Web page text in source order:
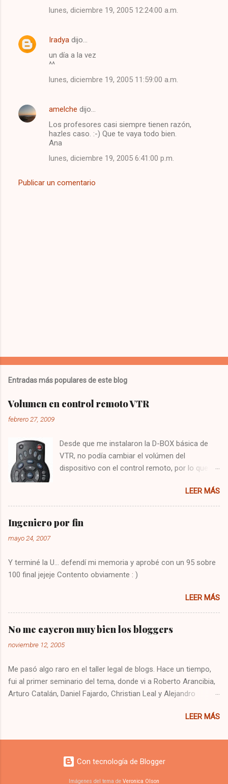
lunes, diciembre 19, 2005 12:24:00 a.m.
Iradya dijo…
un día a la vez
^^
lunes, diciembre 19, 2005 11:59:00 a.m.
amelche dijo…
Los profesores casi siempre tienen razón,
hazles caso. :-) Que te vaya todo bien.
Ana
lunes, diciembre 19, 2005 6:41:00 p.m.
Publicar un comentario
Entradas más populares de este blog
Volumen en control remoto VTR
febrero 27, 2009
Desde que me instalaron la D-BOX básica de
VTR, no podía cambiar el volúmen del
dispositivo con el control remoto, por lo que
audio, y el de VTR para cambiar los canales,
algo bastante molesto. Hoy me puse a buscar
en google y encontré la solución : Presionar
una vez la tecla CBL Presionar sin soltar la
Dejo constancia de la solución por si alguien
más tiene el mismo problema, y también para
LEER MÁS
Ingeniero por fin
mayo 24, 2007
Y terminé la U... defendí mi memoria y aprobé con un 95 sobre
100 final jejeje Contento obviamente : )
LEER MÁS
No me cayeron muy bien los bloggers
noviembre 12, 2005
Me pasó algo raro en el taller legal de blogs. Hace un tiempo,
fui al primer seminario del tema, donde vi a Roberto Arancibia,
Arturo Catalán, Daniel Fajardo, Christian Leal y Alejandro
y me entretuve bastante. Se podría decir que me llevé una
gran parte de los mismos expositores, de los cuales no
cambié mi apreciación, incluso la confirmé, pero me cayeron
pésimo parte de los 200 supuestos asistentes a las charlas.
Tanto así que no quise saludar a nadie. ¿Serán todos igual de
LEER MÁS
Con tecnología de Blogger
Imágenes del tema de Veronica Olson